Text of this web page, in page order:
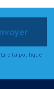
Lire la politique